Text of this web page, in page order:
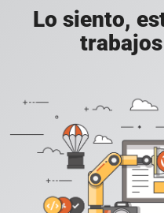
Lo siento,